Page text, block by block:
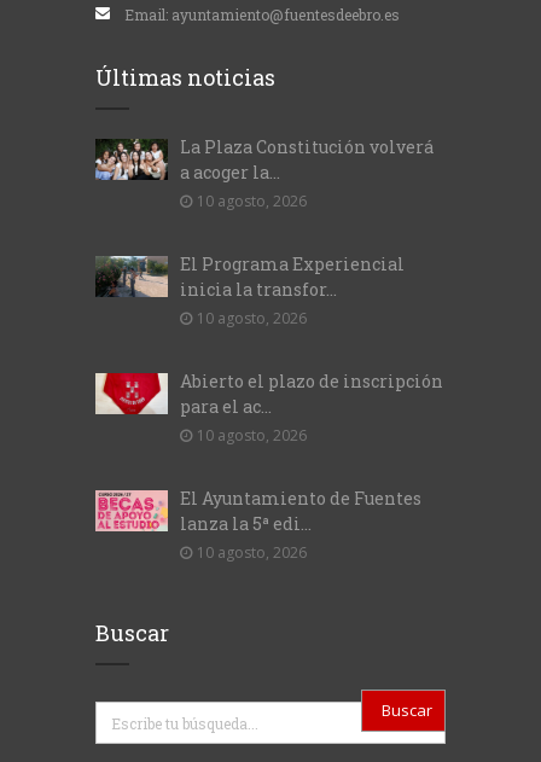
Email: ayuntamiento@fuentesdeebro.es
Últimas noticias
La Plaza Constitución volverá
a acoger la...
10 agosto, 2026
El Programa Experiencial
inicia la transfor...
10 agosto, 2026
Abierto el plazo de inscripción
para el ac...
10 agosto, 2026
El Ayuntamiento de Fuentes
lanza la 5ª edi...
10 agosto, 2026
Buscar
Buscar